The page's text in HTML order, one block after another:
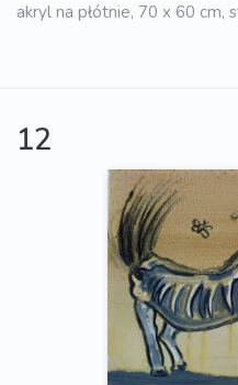
akryl na płótnie, 70 x 60 cm,
12